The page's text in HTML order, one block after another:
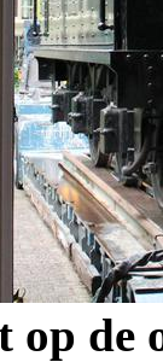
op de